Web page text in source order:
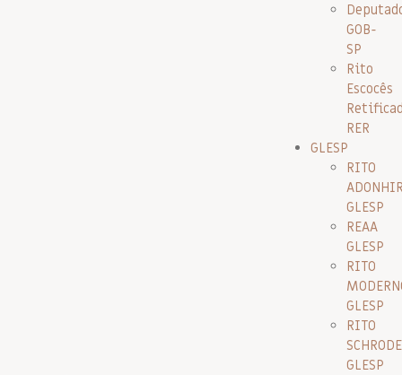
GOB-
SP
Rito
Escocês
RER
GLESP
RITO
GLESP
REAA
GLESP
RITO
GLESP
RITO
GLESP